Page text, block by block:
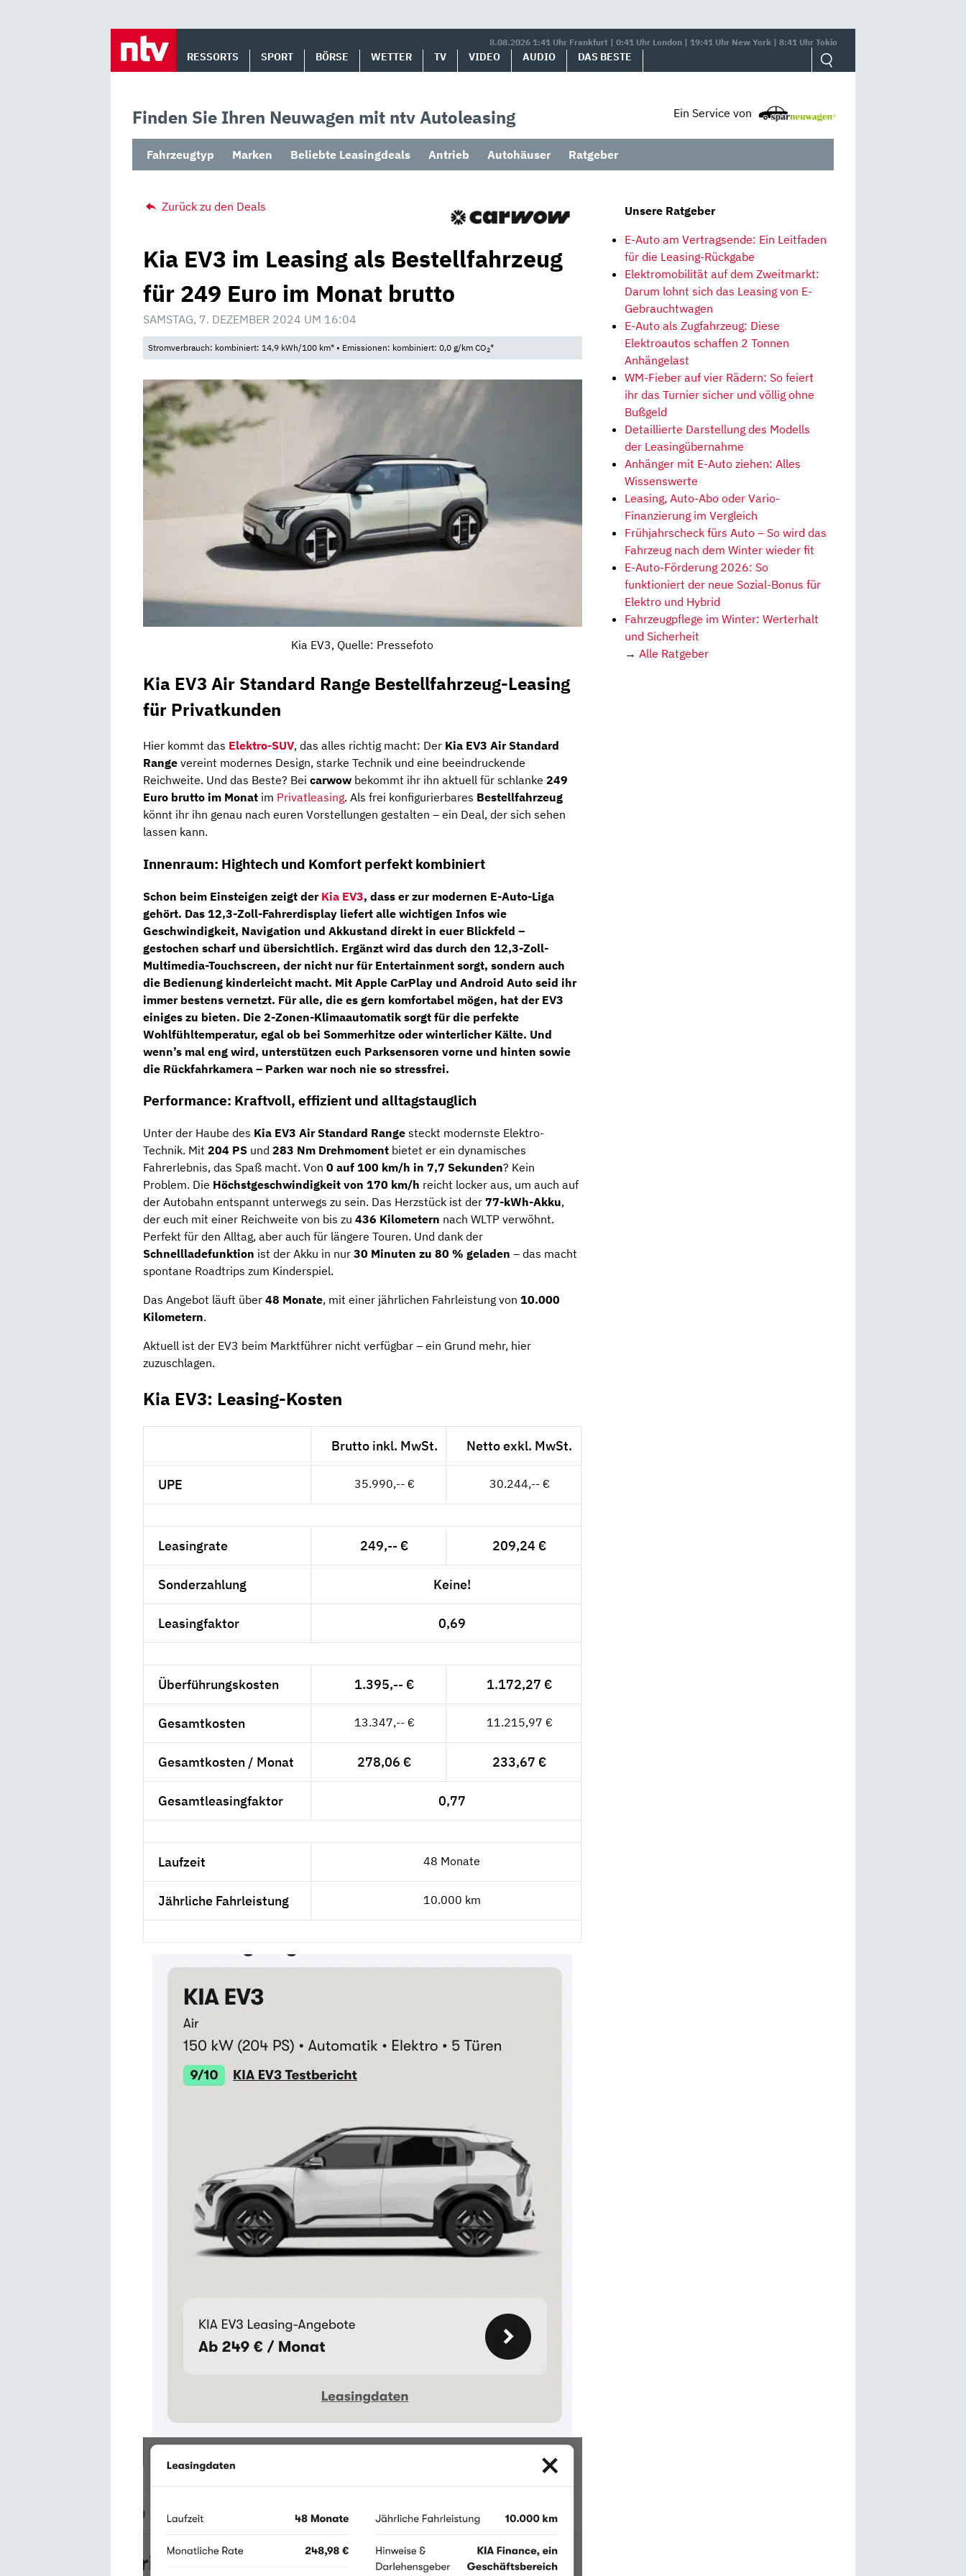
8.08.2026 1:41 Uhr Frankfurt | 0:41 Uhr London | 19:41 Uhr New York | 8:41 Uhr Tokio
RESSORTS SPORT BÖRSE WETTER TV VIDEO AUDIO DAS BESTE
Finden Sie Ihren Neuwagen mit ntv Autoleasing Ein Service von
Fahrzeugtyp Marken Beliebte Leasingdeals Antrieb Autohäuser Ratgeber
Zurück zu den Deals
Kia EV3 im Leasing als Bestellfahrzeug
für 249 Euro im Monat brutto
SAMSTAG, 7. DEZEMBER 2024 UM 16:04
Stromverbrauch: kombiniert: 14,9 kWh/100 km* • Emissionen: kombiniert: 0,0 g/km CO2*
Kia EV3, Quelle: Pressefoto
Kia EV3 Air Standard Range Bestellfahrzeug-Leasing
für Privatkunden
Hier kommt das Elektro-SUV, das alles richtig macht: Der Kia EV3 Air Standard
Range vereint modernes Design, starke Technik und eine beeindruckende
Reichweite. Und das Beste? Bei carwow bekommt ihr ihn aktuell für schlanke 249
Euro brutto im Monat im Privatleasing. Als frei konfigurierbares Bestellfahrzeug
könnt ihr ihn genau nach euren Vorstellungen gestalten – ein Deal, der sich sehen
lassen kann.
Innenraum: Hightech und Komfort perfekt kombiniert
Schon beim Einsteigen zeigt der Kia EV3, dass er zur modernen E-Auto-Liga
gehört. Das 12,3-Zoll-Fahrerdisplay liefert alle wichtigen Infos wie
Geschwindigkeit, Navigation und Akkustand direkt in euer Blickfeld –
gestochen scharf und übersichtlich. Ergänzt wird das durch den 12,3-Zoll-
Multimedia-Touchscreen, der nicht nur für Entertainment sorgt, sondern auch
die Bedienung kinderleicht macht. Mit Apple CarPlay und Android Auto seid ihr
immer bestens vernetzt. Für alle, die es gern komfortabel mögen, hat der EV3
einiges zu bieten. Die 2-Zonen-Klimaautomatik sorgt für die perfekte
Wohlfühltemperatur, egal ob bei Sommerhitze oder winterlicher Kälte. Und
wenn’s mal eng wird, unterstützen euch Parksensoren vorne und hinten sowie
die Rückfahrkamera – Parken war noch nie so stressfrei.
Performance: Kraftvoll, effizient und alltagstauglich
Unter der Haube des Kia EV3 Air Standard Range steckt modernste Elektro-
Technik. Mit 204 PS und 283 Nm Drehmoment bietet er ein dynamisches
Fahrerlebnis, das Spaß macht. Von 0 auf 100 km/h in 7,7 Sekunden? Kein
Problem. Die Höchstgeschwindigkeit von 170 km/h reicht locker aus, um auch auf
der Autobahn entspannt unterwegs zu sein. Das Herzstück ist der 77-kWh-Akku,
der euch mit einer Reichweite von bis zu 436 Kilometern nach WLTP verwöhnt.
Perfekt für den Alltag, aber auch für längere Touren. Und dank der
Schnellladefunktion ist der Akku in nur 30 Minuten zu 80 % geladen – das macht
spontane Roadtrips zum Kinderspiel.
Das Angebot läuft über 48 Monate, mit einer jährlichen Fahrleistung von 10.000
Kilometern.
Aktuell ist der EV3 beim Marktführer nicht verfügbar – ein Grund mehr, hier
zuzuschlagen.
Kia EV3: Leasing-Kosten
Brutto inkl. MwSt. Netto exkl. MwSt.
UPE 35.990,-- € 30.244,-- €
Leasingrate 249,-- € 209,24 €
Sonderzahlung Keine!
Leasingfaktor 0,69
Überführungskosten 1.395,-- € 1.172,27 €
Gesamtkosten 13.347,-- € 11.215,97 €
Gesamtkosten / Monat 278,06 € 233,67 €
Gesamtleasingfaktor 0,77
Laufzeit 48 Monate
Jährliche Fahrleistung 10.000 km
Unsere Ratgeber
E-Auto am Vertragsende: Ein Leitfaden
für die Leasing-Rückgabe
Elektromobilität auf dem Zweitmarkt:
Darum lohnt sich das Leasing von E-
Gebrauchtwagen
E-Auto als Zugfahrzeug: Diese
Elektroautos schaffen 2 Tonnen
Anhängelast
WM-Fieber auf vier Rädern: So feiert
ihr das Turnier sicher und völlig ohne
Bußgeld
Detaillierte Darstellung des Modells
der Leasingübernahme
Anhänger mit E-Auto ziehen: Alles
Wissenswerte
Leasing, Auto-Abo oder Vario-
Finanzierung im Vergleich
Frühjahrscheck fürs Auto – So wird das
Fahrzeug nach dem Winter wieder fit
E-Auto-Förderung 2026: So
funktioniert der neue Sozial-Bonus für
Elektro und Hybrid
Fahrzeugpflege im Winter: Werterhalt
und Sicherheit
→ Alle Ratgeber